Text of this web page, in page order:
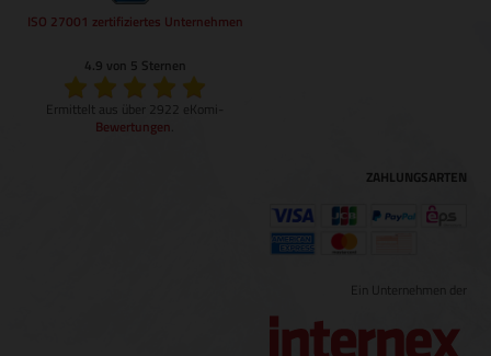
ISO 27001 zertifiziertes Unternehmen
4.9 von 5 Sternen
Ermittelt aus über 2922 eKomi-
Bewertungen
ZAHLUNGSARTEN
Ein Unternehmen der